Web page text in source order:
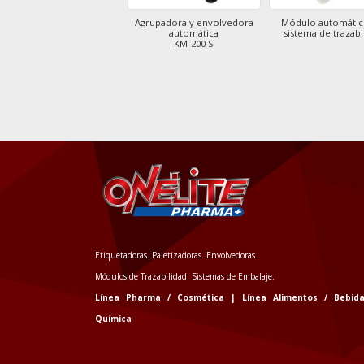
Agrupadora y envolvedora
automática
KM-200 S
Módulo
sistema de
Etiquetadoras. Paletizadoras. Envolvedoras.
Módulos de Trazabilidad. Sistemas de Embalaje.
Línea Pharma / Cosmética | Línea Alimentos /
Química